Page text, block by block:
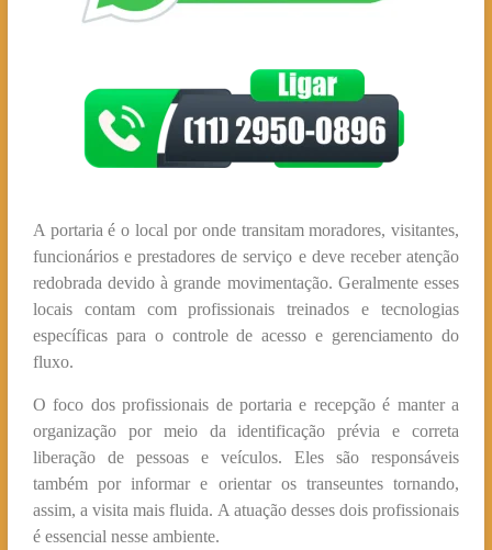
A portaria é o local por onde transitam moradores, visitantes,
funcionários e prestadores de serviço e deve receber atenção
redobrada devido à grande movimentação. Geralmente esses
locais contam com profissionais treinados e tecnologias
específicas para o controle de acesso e gerenciamento do
fluxo.
O foco dos profissionais de portaria e recepção é manter a
organização por meio da identificação prévia e correta
liberação de pessoas e veículos. Eles são responsáveis
também por informar e orientar os transeuntes tornando,
assim, a visita mais fluida. A atuação desses dois profissionais
é essencial nesse ambiente.